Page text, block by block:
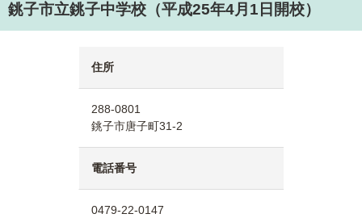
学校ニュース
銚子市立銚子中学校（平成25年4月1日開校）
住所
288-0801
銚子市唐子町31-2
電話番号
0479-22-0147